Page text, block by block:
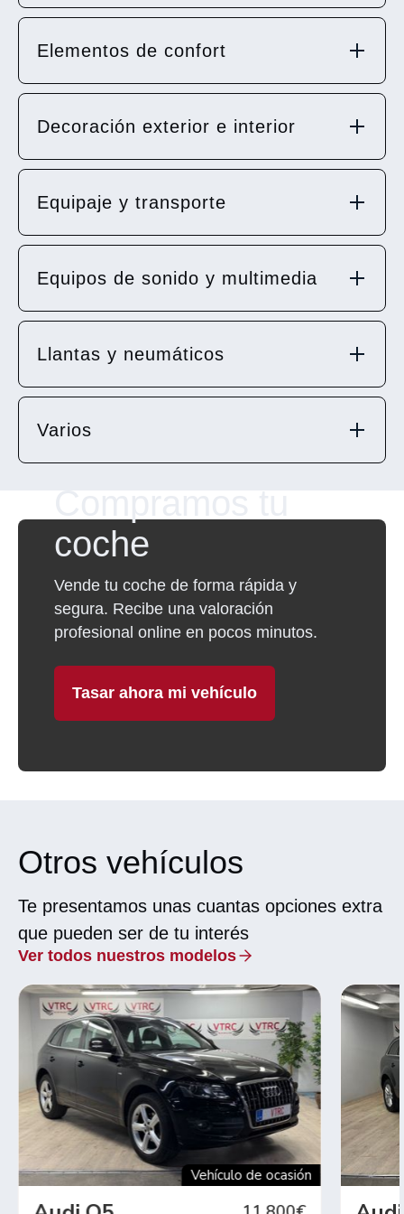
Elementos de confort
Decoración exterior e interior
Equipaje y transporte
Equipos de sonido y multimedia
Llantas y neumáticos
Varios
coche
Vende tu coche de forma rápida y
segura. Recibe una valoración
profesional online en pocos minutos.
Tasar ahora mi vehículo
Otros vehículos
Te presentamos unas cuantas opciones extra
que pueden ser de tu interés
Ver todos nuestros modelos
Vehículo de ocasión